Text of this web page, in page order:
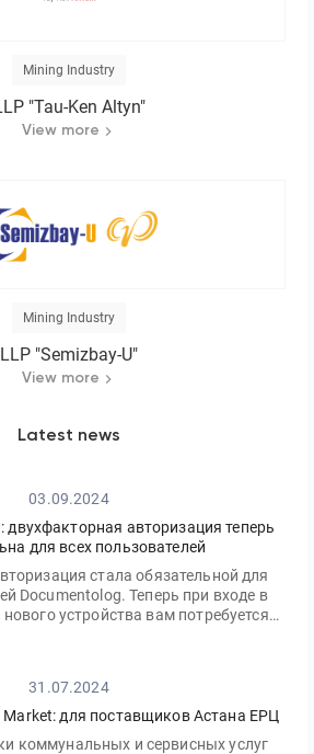
Mining Industry
"Tau-Ken Altyn"
View more
Mining Industry
LLP "Semizbay-U"
View more
Latest news
03.09.2024
авторизация теперь
для всех пользователей
стала обязательной для
Documentolog. Теперь при входе в
устройства вам потребуется
31.07.2024
Market: для поставщиков Астана ЕРЦ
коммунальных и сервисных услуг